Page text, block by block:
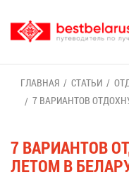
ГЛАВ­НАЯ СТА­ТЬИ
7 ВА­РИ­АН­ТОВ
7 ВА­РИ­АН­ТОВ
ЛЕ­ТОМ В